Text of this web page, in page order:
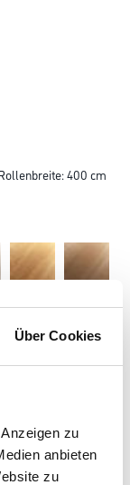
Über Cookies
zu
anbieten
zu
400 cm